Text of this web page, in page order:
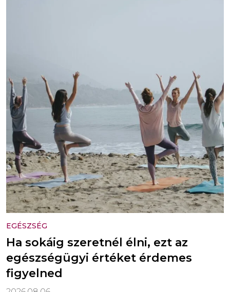
EGÉSZSÉG
Ha sokáig szeretnél élni, ezt az
egészségügyi értéket érdemes
figyelned